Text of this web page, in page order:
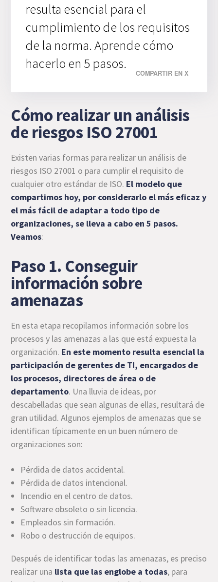
resulta esencial para el
cumplimiento de los requisitos
de la norma. Aprende cómo
hacerlo en 5 pasos.
COMPARTIR EN X
Cómo realizar un análisis
de riesgos ISO 27001
Existen varias formas para realizar un análisis de
riesgos ISO 27001 o para cumplir el requisito de
cualquier otro estándar de ISO. El modelo que
compartimos hoy, por considerarlo el más eficaz y
el más fácil de adaptar a todo tipo de
organizaciones, se lleva a cabo en 5 pasos.
Veamos:
Paso 1. Conseguir
información sobre
amenazas
En esta etapa recopilamos información sobre los
procesos y las amenazas a las que está expuesta la
organización. En este momento resulta esencial la
participación de gerentes de TI, encargados de
los procesos, directores de área o de
departamento. Una lluvia de ideas, por
descabelladas que sean algunas de ellas, resultará de
gran utilidad. Algunos ejemplos de amenazas que se
identifican típicamente en un buen número de
organizaciones son:
Pérdida de datos accidental.
Pérdida de datos intencional.
Incendio en el centro de datos.
Software obsoleto o sin licencia.
Empleados sin formación.
Robo o destrucción de equipos.
Después de identificar todas las amenazas, es preciso
realizar una lista que las englobe a todas, para